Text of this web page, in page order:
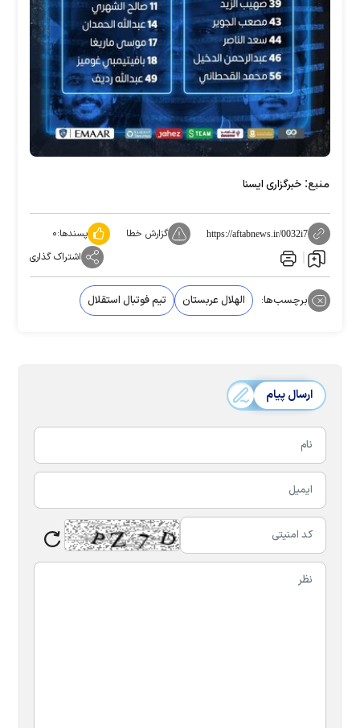
منبع: خبرگزاری ایسنا
https://aftabnews.ir/0032i7 گزارش خطا پسندها:۰
اشتراک گذاری
برچسب‌ها: الهلال عربستان تیم فوتبال استقلال
ارسال پیام